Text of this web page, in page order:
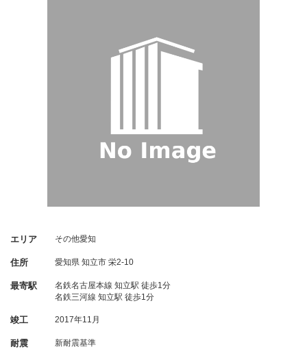
エリア その他愛知
住所 愛知県 知立市 栄2-10
最寄駅
名鉄名古屋本線 知立駅 徒歩1分
名鉄三河線 知立駅 徒歩1分
竣工 2017年11月
耐震 新耐震基準